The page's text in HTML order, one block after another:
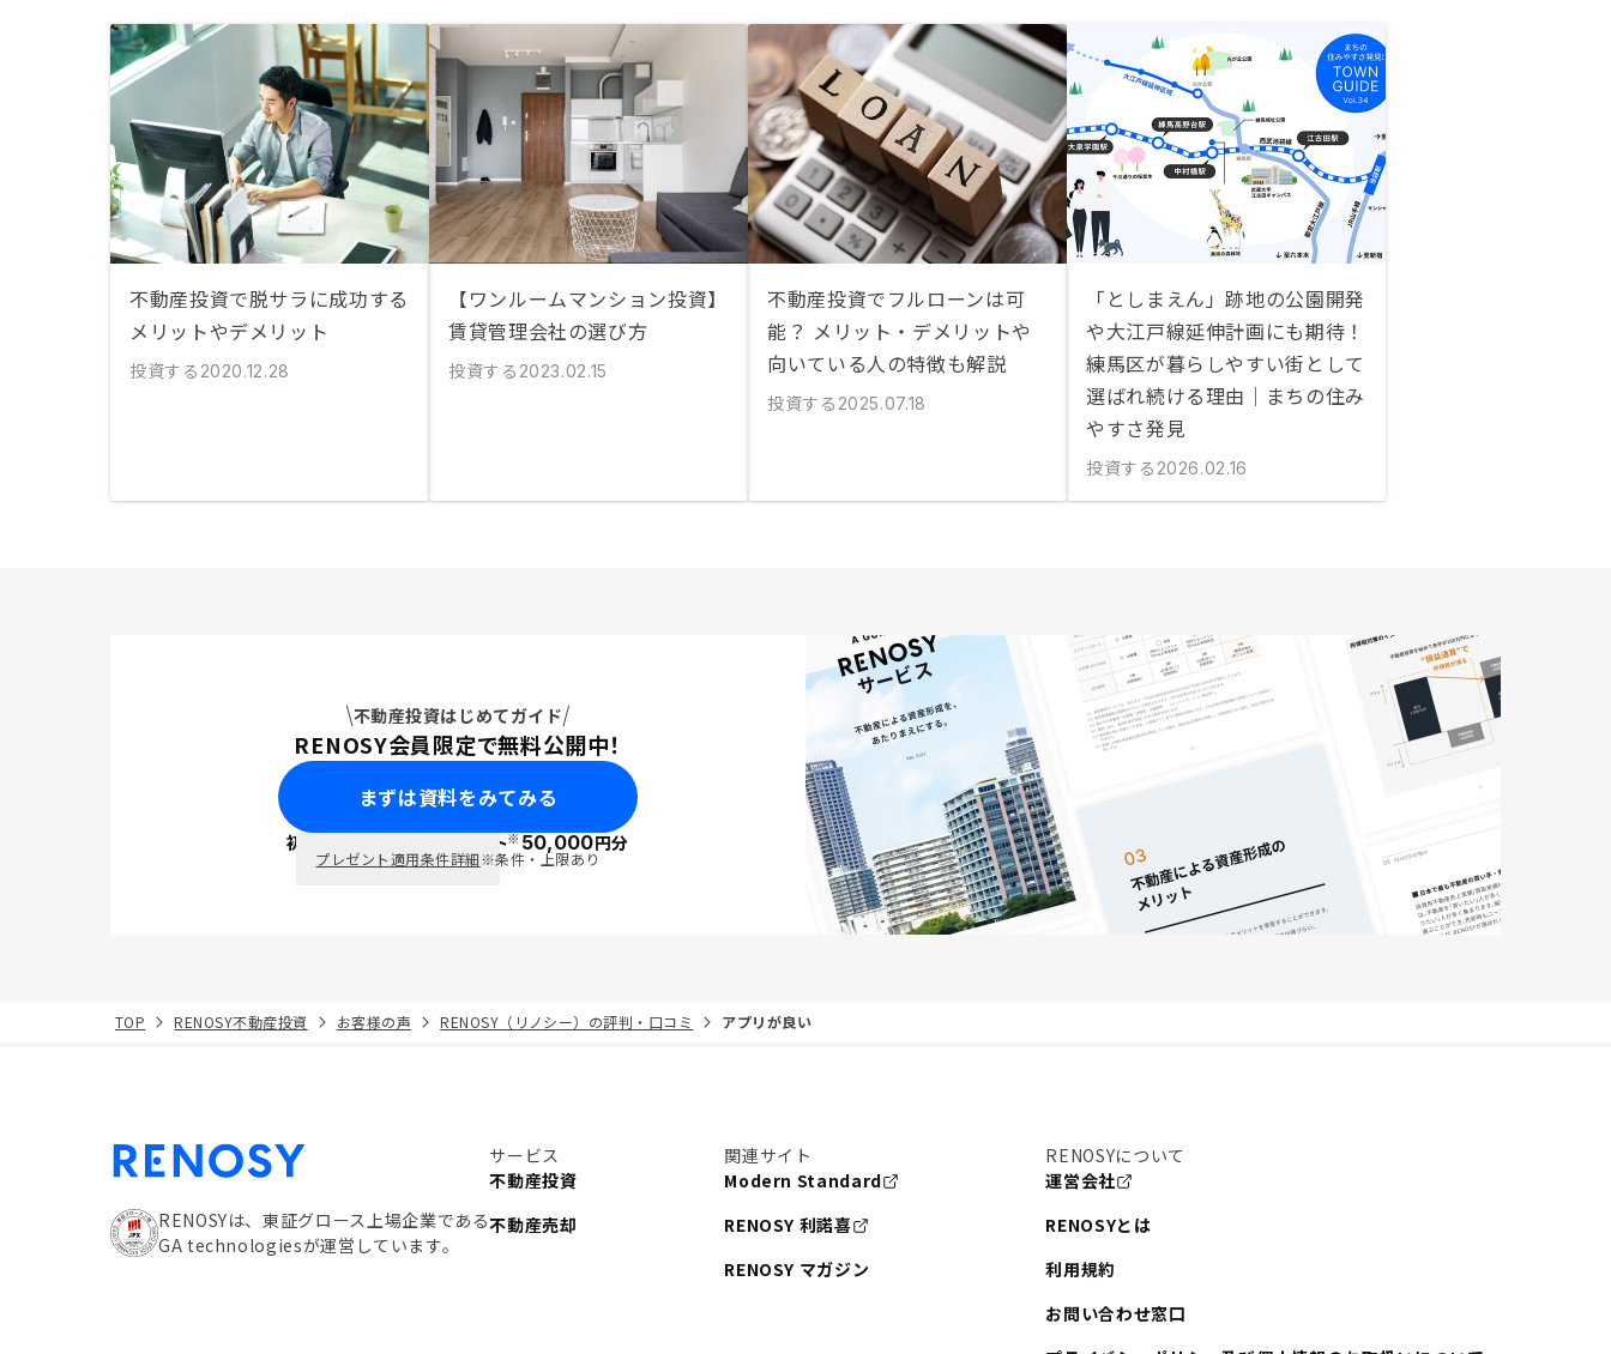
不動産投資で脱サラに成功する
メリットやデメリット
投資する 2020.12.28
【ワンルームマンション投資】
賃貸管理会社の選び方
投資する 2023.02.15
不動産投資でフルローンは可
能？ メリット・デメリットや
向いている人の特徴も解説
投資する 2025.07.18
「としまえん」跡地の公園開発
や大江戸線延伸計画にも期待！
練馬区が暮らしやすい街として
選ばれ続ける理由｜まちの住み
やすさ発見
投資する 2026.02.16
不動産投資はじめてガイド
RENOSY会員限定で無料公開中！
まずは資料をみてみる
初回面談で ポイント※50,000円分
プレゼント適用条件詳細※条件・上限あり
TOP RENOSY不動産投資 お客様の声 RENOSY（リノシー）の評判・口コミ アプリが良い
RENOSYは、東証グロース上場企業である
GA technologiesが運営しています。
サービス
不動産投資
不動産売却
関連サイト
Modern Standard
RENOSY 利諾喜
RENOSY マガジン
RENOSYについて
運営会社
RENOSYとは
利用規約
お問い合わせ窓口